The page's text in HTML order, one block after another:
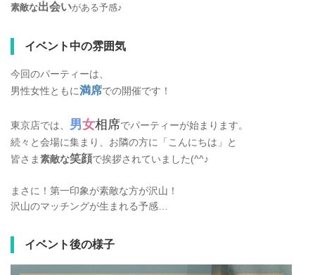
素敵な出会いがある予感♪
イベント中の雰囲気
今回のパーティーは、
男性女性ともに満席での開催です！
東京店では、 男女相席でパーティーが始まります。
続々と会場に集まり、お隣の方に「こんにちは」と
皆さま素敵な笑顔で挨拶されていました(^^♪
まさに！第一印象が素敵な方が沢山！
沢山のマッチングが生まれる予感…
イベント後の様子